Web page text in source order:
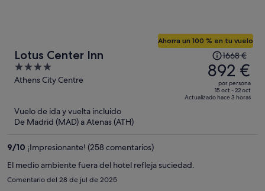
Lotus Center Inn
4
out
Athens City Centre
Ahorra un 100 % en tu vuelo
El
precio
era
de
1668 €,
1668 €
892 €
por persona
15 oct - 22 oct
Actualizado hace 3 horas
Vuelo de ida y vuelta incluido
De Madrid (MAD) a Atenas (ATH)
9/10 ¡Impresionante! (258 comentarios)
El medio ambiente fuera del hotel refleja suciedad.
Comentario del 28 de jul de 2025